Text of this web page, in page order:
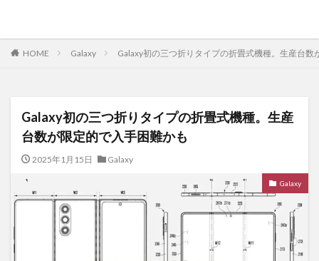
HOME Galaxy Galaxy初の三つ折りタイプの折畳式機種。生産台数
Galaxy初の三つ折りタイプの折畳式機種。生産
台数が限定的で入手困難かも
2025年1月15日 Galaxy
Galaxy